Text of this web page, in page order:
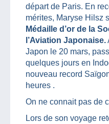
départ de Paris. En
mérites, Maryse Hilsz
Médaille d’or de la
l’Aviation Japonaise.
Japon le 20 mars,
quelques jours en
nouveau record
heures .
On ne connait pas de
Lors de son voyage